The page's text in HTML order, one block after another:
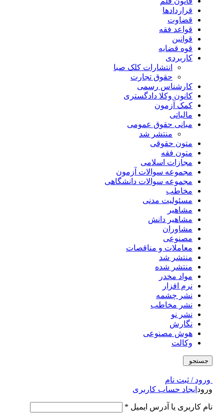
قراردادها
قضاوت
قواعد فقه
قوانین
قوه قضایه
کاربردی
انتشارات کلک صبا
حقوق تجارت
کارشناس رسمی
کانون وکلا دادگستری
کمک آزمون
مالیاتی
مبانی حقوق عمومی
منتشر شد
متون حقوقی
متون فقه
مجازات اسلامی
مجموعه سوالات آزمون
مجموعه سوالات دانشگاهی
مخاطب
مسئولیت مدنی
مشاهیر
مشاهیر دانش
مشاوران
مصنوعی
معاملات و مناقصات
منتشر شد
منتشر شده
مواد مخدر
نرم افزار
نشر چشمه
نشر مخاطب
نشر نو
نگارش
هوش مصنوعی
وکالت
جستجو
ورود / ثبت نام
ورود ایجاد حساب کاربری
نام کاربری یا آدرس ایمیل *